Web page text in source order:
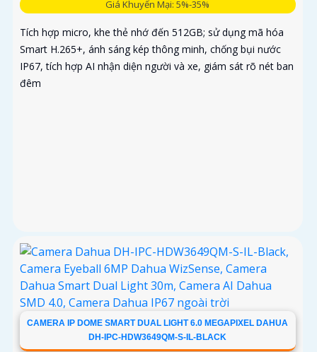
Giá Khuyến Mại: 5%-35%
Tích hợp micro, khe thẻ nhớ đến 512GB; sử dụng mã hóa
Smart H.265+, ánh sáng kép thông minh, chống bụi nước
IP67, tích hợp AI nhận diện người và xe, giám sát rõ nét ban
đêm
CAMERA IP DOME SMART DUAL LIGHT 6.0 MEGAPIXEL DAHUA
DH-IPC-HDW3649QM-S-IL-BLACK